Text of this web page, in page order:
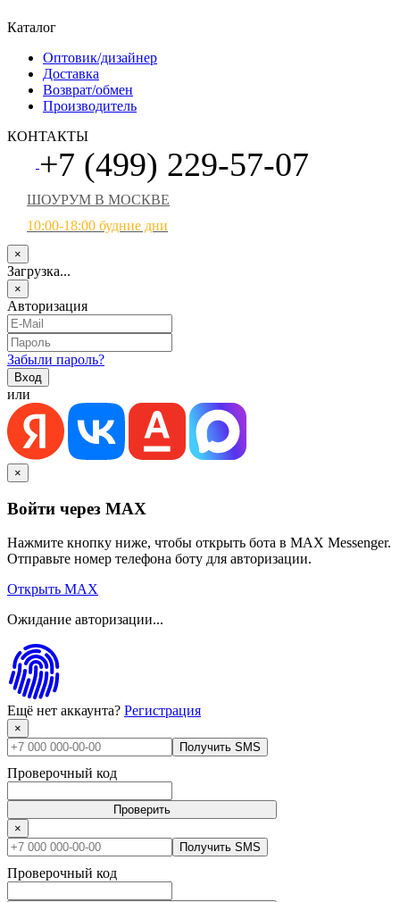
Каталог
Оптовик/дизайнер
Доставка
Возврат/обмен
Производитель
КОНТАКТЫ
+7 (499) 229-57-07
ШОУРУМ В МОСКВЕ
10:00-18:00 будние дни
×
Загрузка...
×
Авторизация
Забыли пароль?
или
×
Войти через MAX
Нажмите кнопку ниже, чтобы открыть бота в MAX Messenger.
Отправьте номер телефона боту для авторизации.
Открыть MAX
Ожидание авторизации...
Ещё нет аккаунта? Регистрация
×
Получить SMS
Проверочный код
Проверить
×
Получить SMS
Проверочный код